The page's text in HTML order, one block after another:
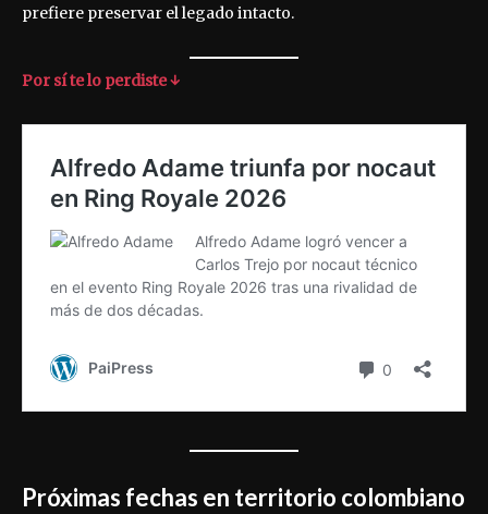
prefiere preservar el legado intacto.
Por sí te lo perdiste ↓
Próximas fechas en territorio colombiano